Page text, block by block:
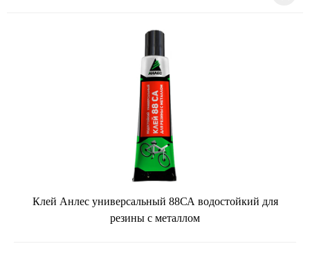
Клей Анлес универсальный 88СА водостойкий для
резины с металлом